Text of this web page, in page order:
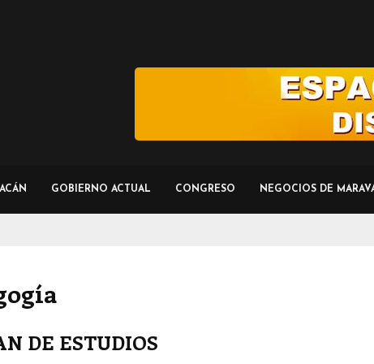
GOBIERNO ACTUAL CONGRESO NEGOCIOS DE
DE ESTUDIOS